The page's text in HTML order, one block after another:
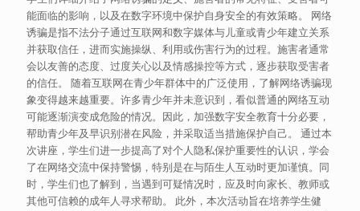
能面临的影响，以及在数字环境中保护自身安全的有效策略。 网络
诱骗是指不法分子通过互联网和数字媒体与儿童或青少年建立关系
并获取信任，进而实施操纵、利用或伤害行为的过程。施害者通常
会以友善的态度、过度关心以及情感操控等方式，逐步获取受害者
的信任。 随着互联网在青少年群体中的广泛使用，了解网络诱骗现
象变得越来越重要。许多青少年并未意识到，看似普通的网络互动
可能逐渐演变成危险的情况。因此，加强数字安全教育十分必要，
帮助青少年及早识别潜在风险，并采取适当措施保护自己。 通过本
次讲座，学生们进一步提高了对个人隐私保护重要性的认识，学会
了在网络交流中保持警惕，特别是在与陌生人互动时更加谨慎。同
时，学生们也了解到，当遇到可疑情况时，应及时向家长、教师或
其他可信赖的成年人寻求帮助。 此外，本次活动旨在培养学生健